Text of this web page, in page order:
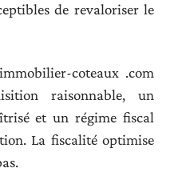
de revaloriser le
coteaux .com
raisonnable, un
et un régime fiscal
La fiscalité optimise